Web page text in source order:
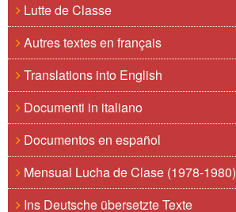
Lutte de Classe
Autres textes en français
Translations into English
Documenti in italiano
Documentos en español
Mensual Lucha de Clase (1978-1980)
Ins Deutsche übersetzte Texte